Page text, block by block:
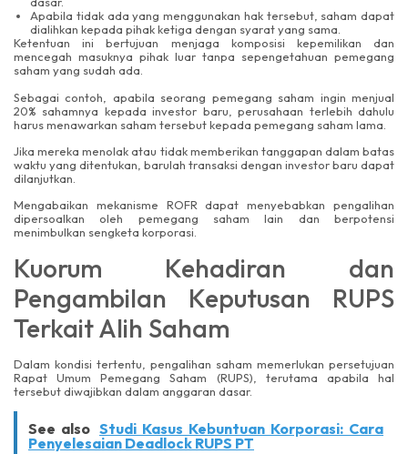
Apabila tidak ada yang menggunakan hak tersebut, saham dapat
dialihkan kepada pihak ketiga dengan syarat yang sama.
Ketentuan ini bertujuan menjaga komposisi kepemilikan dan
mencegah masuknya pihak luar tanpa sepengetahuan pemegang
saham yang sudah ada.
Sebagai contoh, apabila seorang pemegang saham ingin menjual
20% sahamnya kepada investor baru, perusahaan terlebih dahulu
harus menawarkan saham tersebut kepada pemegang saham lama.
Jika mereka menolak atau tidak memberikan tanggapan dalam batas
waktu yang ditentukan, barulah transaksi dengan investor baru dapat
dilanjutkan.
Mengabaikan mekanisme ROFR dapat menyebabkan pengalihan
dipersoalkan oleh pemegang saham lain dan berpotensi
menimbulkan sengketa korporasi.
Kuorum Kehadiran dan
Pengambilan Keputusan RUPS
Terkait Alih Saham
Dalam kondisi tertentu, pengalihan saham memerlukan persetujuan
Rapat Umum Pemegang Saham (RUPS), terutama apabila hal
tersebut diwajibkan dalam anggaran dasar.
See also Studi Kasus Kebuntuan Korporasi: Cara
Penyelesaian Deadlock RUPS PT